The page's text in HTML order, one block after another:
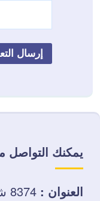
يمكنك التواصل
العنوان :